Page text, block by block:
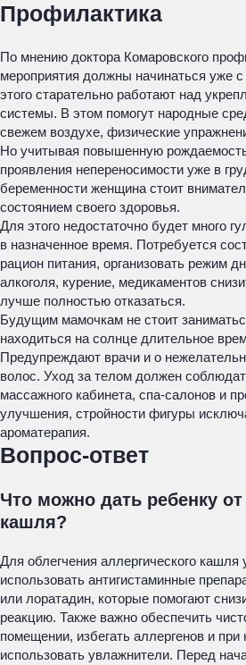
Профилактика
По мнению доктора Комаровского
мероприятия должны начинаться уже
этого старательно работают над
системы. В этом помогут народные
свежем воздухе, физические
Но учитывая повышенную
проявления непереносимости уже в
беременности женщина стоит
состоянием своего здоровья.
Для этого недостаточно будет много
в назначенное время. Потребуется
рацион питания, организовать режим
алкоголя, курение, медикаментов
лучше полностью отказаться.
Будущим мамочкам не стоит
находиться на солнце длительное
Предупреждают врачи и о
волос. Уход за телом должен
массажного кабинета, спа-салонов и
улучшения, стройности фигуры
ароматерапия.
Вопрос-ответ
Что можно дать ребенку от
кашля?
Для облегчения аллергического
использовать антигистаминные
или лоратадин, которые помогают
реакцию. Также важно обеспечить
помещении, избегать аллергенов и
использовать увлажнители. Перед